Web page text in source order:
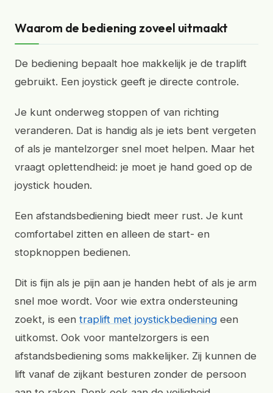
Waarom de bediening zoveel uitmaakt
De bediening bepaalt hoe makkelijk je de traplift
gebruikt. Een joystick geeft je directe controle.
Je kunt onderweg stoppen of van richting
veranderen. Dat is handig als je iets bent vergeten
of als je mantelzorger snel moet helpen. Maar het
vraagt oplettendheid: je moet je hand goed op de
joystick houden.
Een afstandsbediening biedt meer rust. Je kunt
comfortabel zitten en alleen de start- en
stopknoppen bedienen.
Dit is fijn als je pijn aan je handen hebt of als je arm
snel moe wordt. Voor wie extra ondersteuning
zoekt, is een traplift met joystickbediening een
uitkomst. Ook voor mantelzorgers is een
afstandsbediening soms makkelijker. Zij kunnen de
lift vanaf de zijkant besturen zonder de persoon